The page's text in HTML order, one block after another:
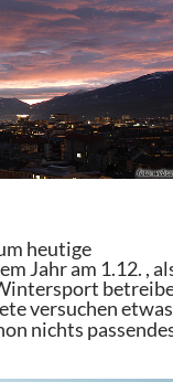
heutige
Jahr am 1.12. ,
versuchen etwas
nichts